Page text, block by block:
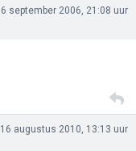
6 september 2006, 21:08 uur
16 augustus 2010, 13:13 uur